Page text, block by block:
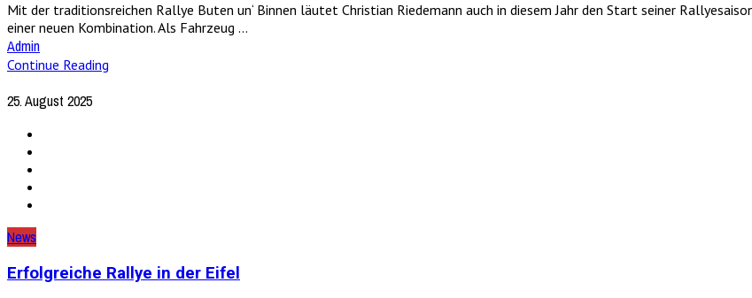
Mit der traditionsreichen Rallye Buten un‘ Binnen läutet Christian Riedemann auch in diesem Jahr den Start seiner
einer neuen Kombination. Als Fahrzeug ...
Admin
Continue Reading
25. August 2025
News
Erfolgreiche Rallye in der Eifel